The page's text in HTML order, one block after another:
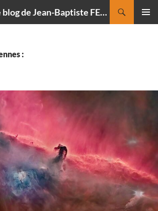
CIELMANIA : le blog de Jean-Baptiste FELDMANN, photographe du ciel
: